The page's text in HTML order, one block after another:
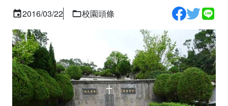
2016/03/22 校園頭條